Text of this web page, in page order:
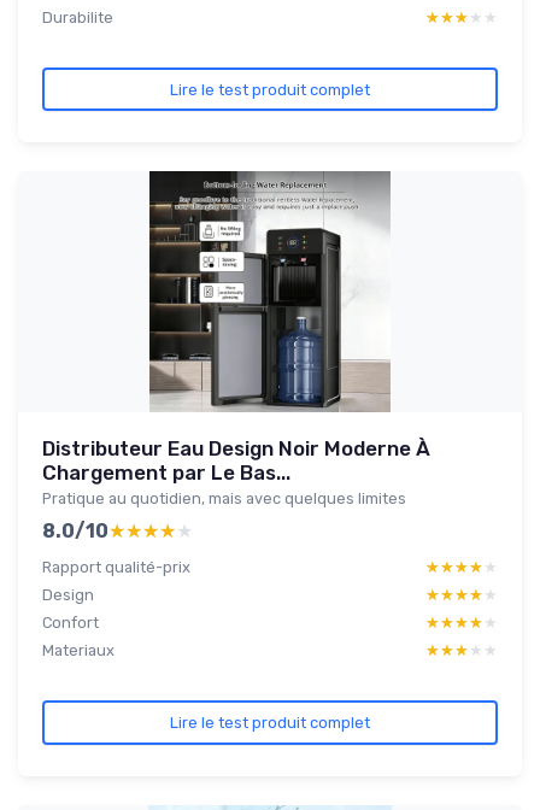
Durabilite
★★★★★
★★★★★
Lire le test produit complet
Distributeur Eau Design Noir Moderne À
Chargement par Le Bas...
Pratique au quotidien, mais avec quelques limites
8.0/10★★★★★
★★★★★
Rapport qualité-prix ★★★★★
★★★★★
Design
★★★★★
★★★★★
Confort
★★★★★
★★★★★
Materiaux
★★★★★
★★★★★
Lire le test produit complet